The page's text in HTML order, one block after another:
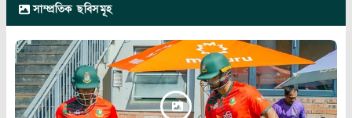
সাম্প্রতিক ছবিসমূহ